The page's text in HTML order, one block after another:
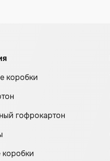
коробки
гофрокартон